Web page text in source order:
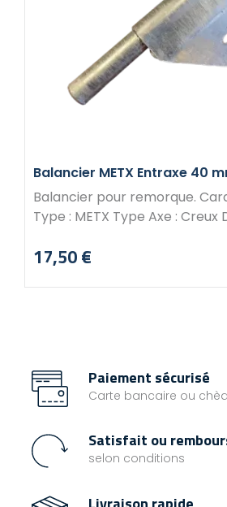
Balancier METX Entraxe 40
Balancier pour remorque. Caractéristiques :
Type : METX Type Axe : Creux Diamètre Axe :
Prix
17,50 €
Paiement sécurisé
Carte bancaire ou
Satisfait ou
selon conditions